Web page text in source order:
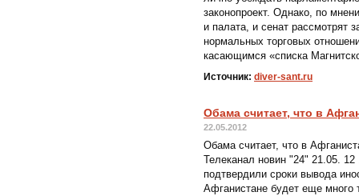
законопроект. Однако, по
и палата, и сенат рассмотрят
нормальных торговых
касающимся «списка
Источник: diver-sant.ru
Обама считает, что в
22.05.2012
Обама считает, что в
Телеканал новин "24" 21.05.
подтвердили сроки вывода
Афганистане будет еще